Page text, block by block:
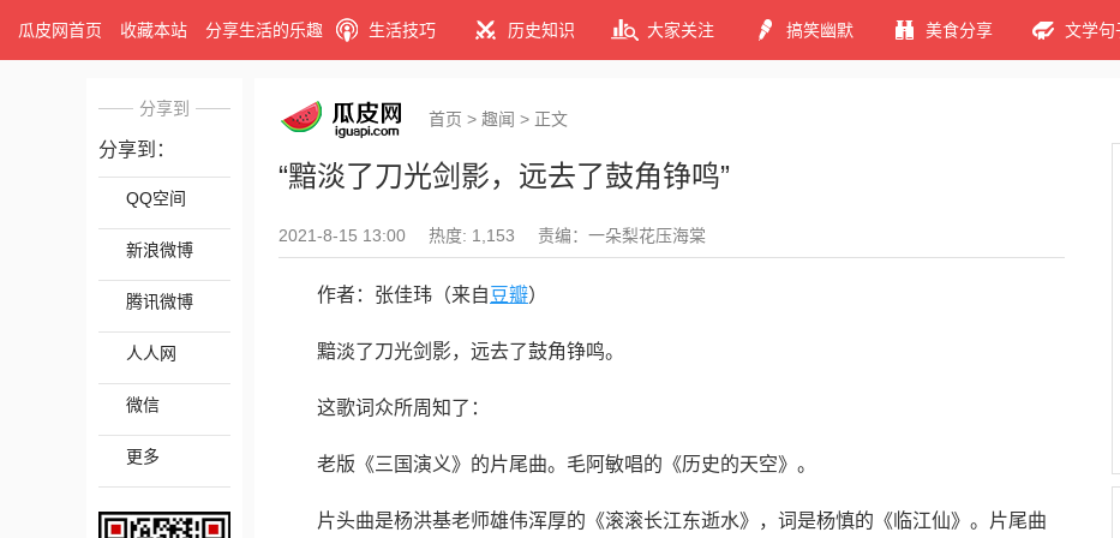
瓜皮网首页 收藏本站 分享生活的乐趣 生活技巧 历史知识 大家关注 搞笑幽默 美食分享 文学句
分享到
分享到：
QQ空间
新浪微博
腾讯微博
人人网
微信
更多
首页 > 趣闻 > 正文
“黯淡了刀光剑影，远去了鼓角铮鸣”
2021-8-15 13:00 热度: 1,153 责编：一朵梨花压海棠
作者：张佳玮（来自 豆瓣）
黯淡了刀光剑影，远去了鼓角铮鸣。
这歌词众所周知了：
老版《三国演义》的片尾曲。毛阿敏唱的《历史的天空》。
片头曲是杨洪基老师雄伟浑厚的《滚滚长江东逝水》，词是杨慎的《临江仙》。片尾曲